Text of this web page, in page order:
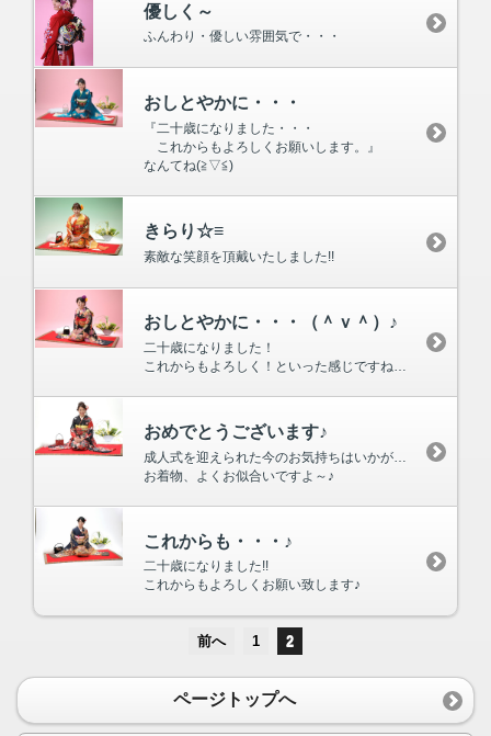
優しく～
ふんわり・優しい雰囲気で・・・
おしとやかに・・・
『二十歳になりました・・・
これからもよろしくお願いします。』
なんてね(≧▽≦)
きらり☆≡
素敵な笑顔を頂戴いたしました!!
おしとやかに・・・（＾ｖ＾）♪
二十歳になりました！
これからもよろしく！といった感じですね～(＾＾)ｖ
おめでとうございます♪
お着物、よくお似合いですよ～♪
これからも・・・♪
二十歳になりました!!
これからもよろしくお願い致します♪
前へ 1 2
ページトップへ